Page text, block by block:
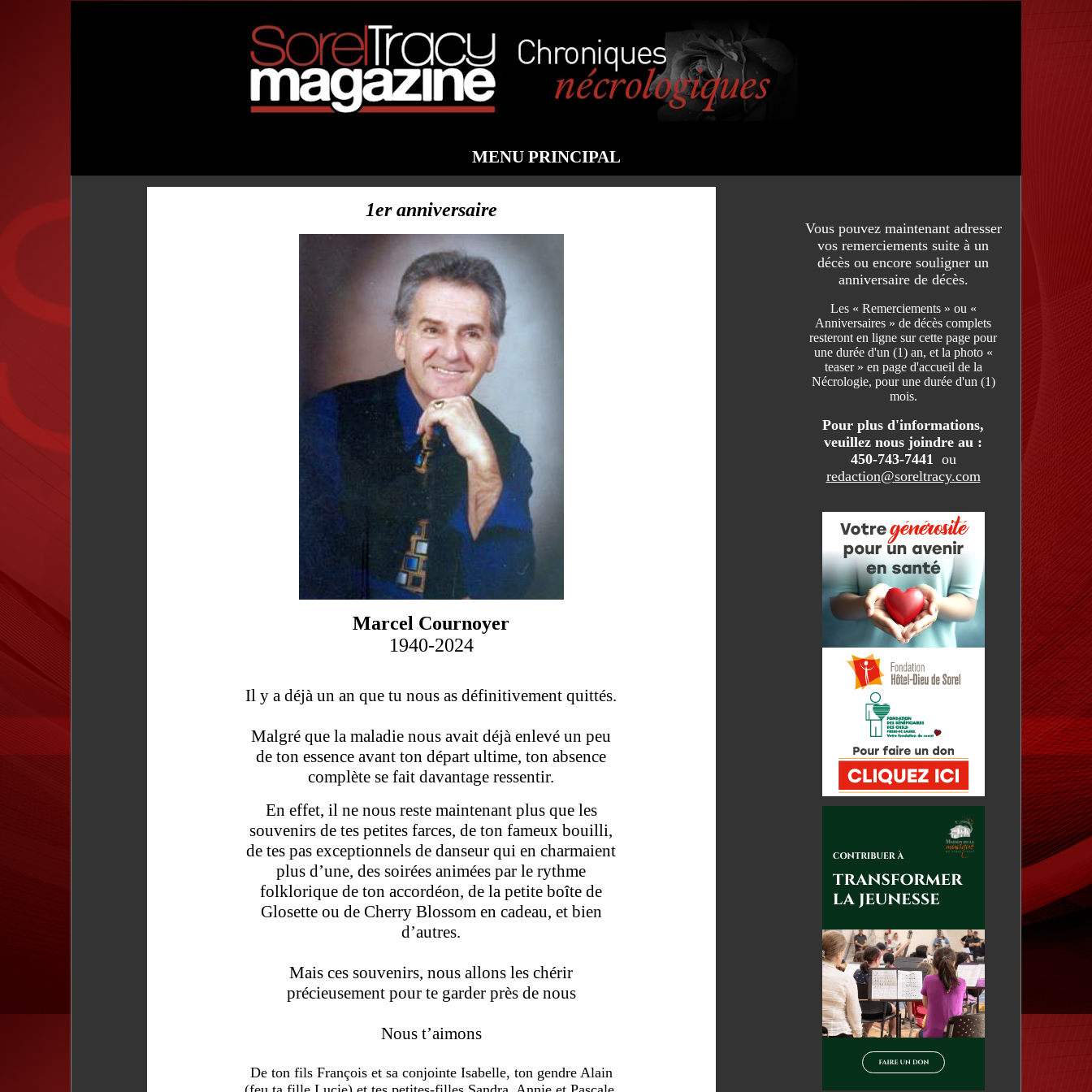
MENU PRINCIPAL
1er anniversaire
Marcel Cournoyer
1940-2024
Il y a déjà un an que tu nous as définitivement quittés.
Malgré que la maladie nous avait déjà enlevé un peu
de ton essence avant ton départ ultime, ton absence
complète se fait davantage ressentir.
En effet, il ne nous reste maintenant plus que les
souvenirs de tes petites farces, de ton fameux bouilli,
de tes pas exceptionnels de danseur qui en charmaient
plus d’une, des soirées animées par le rythme
folklorique de ton accordéon, de la petite boîte de
Glosette ou de Cherry Blossom en cadeau, et bien
d’autres.
Mais ces souvenirs, nous allons les chérir
précieusement pour te garder près de nous
Nous t’aimons
De ton fils François et sa conjointe Isabelle, ton gendre Alain
Vous pouvez maintenant adresser
vos remerciements suite à un
décès ou encore souligner un
anniversaire de décès.
Les « Remerciements » ou «
Anniversaires » de décès complets
resteront en ligne sur cette page pour
une durée d'un (1) an, et la photo «
teaser » en page d'accueil de la
Nécrologie, pour une durée d'un (1)
mois.
Pour plus d'informations,
veuillez nous joindre au :
450-743-7441 ou
redaction@soreltracy.com